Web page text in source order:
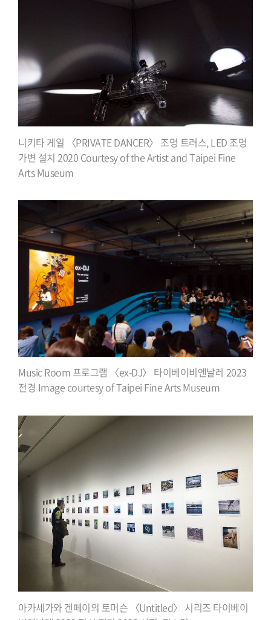
니키타 게일 〈PRIVATE DANCER〉 조명 트러스, LED 조명
가변 설치 2020 Courtesy of the Artist and Taipei Fine
Arts Museum
Music Room 프로그램 〈ex-DJ〉 타이베이비엔날레 2023
전경 Image courtesy of Taipei Fine Arts Museum
아카세가와 겐페이의 토머슨 〈Untitled〉 시리즈 타이베이